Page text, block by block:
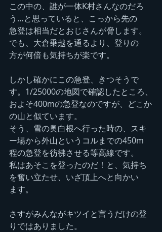
この中の、誰が一体K村さんなのだろ
う…と思っていると、こっから先の
急登は相当だとおじさんが脅します。
でも、大倉乗越を通るより、登りの
方が何倍も気持ちが楽です。
しかし確かにこの急登、きつそうで
す。1/25000の地図で確認したところ、
およそ400mの急登なのですが、どこか
の山と似ています。
そう、雪の奥白根へ行った時の、スキ
ー場から外山というコルまでの450m
程の急登を彷彿させる等高線です。
私はあそこを登ったのだ！と、気持ち
を奮い立たせ、いざ頂上へと向かい
ます。
さすがみんながキツイと言うだけの登
りではありました。